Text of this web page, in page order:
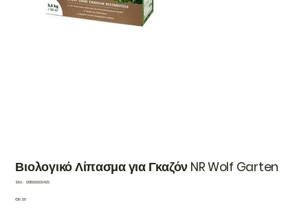
Βιολογικό Λίπασμα για Γκαζόν NR Wolf Garten
SKU: SKU
001000000426
Price
€19.00